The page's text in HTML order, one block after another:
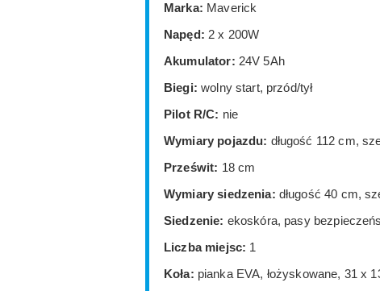
Marka: Maverick
Napęd: 2 x 200W
Akumulator: 24V 5Ah
Biegi: wolny start, przód/tył
Pilot R/C: nie
Wymiary pojazdu: długość 112 cm,
Prześwit: 18 cm
Wymiary siedzenia: długość 40 cm,
Siedzenie: ekoskóra, pasy
Liczba miejsc: 1
Koła: pianka EVA, łożyskowane, 31 x